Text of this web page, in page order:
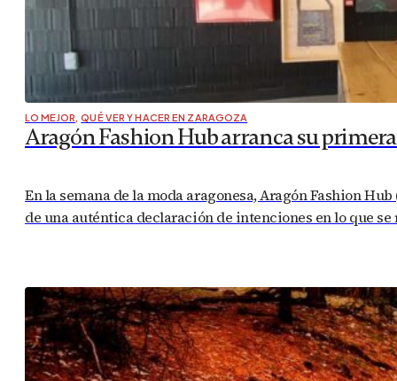
LO MEJOR, QUÉ VER Y HACER EN ZARAGOZA
Aragón Fashion Hub arranca su
En la semana de la moda aragonesa, Aragón Fashion
de una auténtica declaración de intenciones en lo que